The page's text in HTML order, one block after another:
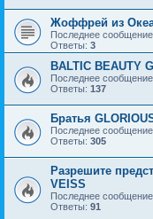
Жоффрей из
Последнее сообщение
Ответы: 3
BALTIC BEAUTY
Последнее сообщение
Ответы: 137
Братья
Последнее сообщение
Ответы: 305
Разрешите
VEISS
Последнее сообщение
Ответы: 91